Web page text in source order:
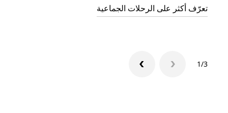
تعرّف أكثر على الرحلات الجماعية
1/3